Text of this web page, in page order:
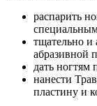
распарить
тщательно и
абразивной
дать ногтям
нанести
пластину и